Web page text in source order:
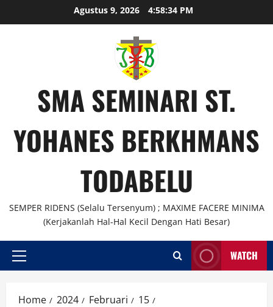
to
Agustus 9, 2026 4:58:34 PM
SMA SEMINARI ST.
YOHANES BERKHMANS
TODABELU
SEMPER RIDENS (Selalu Tersenyum) ; MAXIME FACERE MINIMA
(Kerjakanlah Hal-Hal Kecil Dengan Hati Besar)
Primary
WATCH
Home 2024 Februari
15